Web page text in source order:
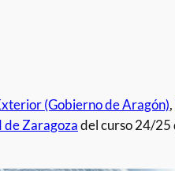
(Gobierno de Aragón),
de Zaragozadel curso 24/25